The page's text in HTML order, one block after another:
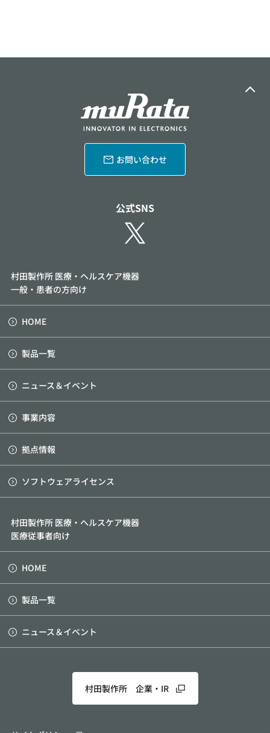
お問い合わせ
公式SNS
村田製作所 医療・ヘルスケア機器
一般・患者の方向け
HOME
製品一覧
ニュース＆イベント
事業内容
拠点情報
ソフトウェアライセンス
村田製作所 医療・ヘルスケア機器
医療従事者向け
HOME
製品一覧
ニュース＆イベント
村田製作所 企業・IR